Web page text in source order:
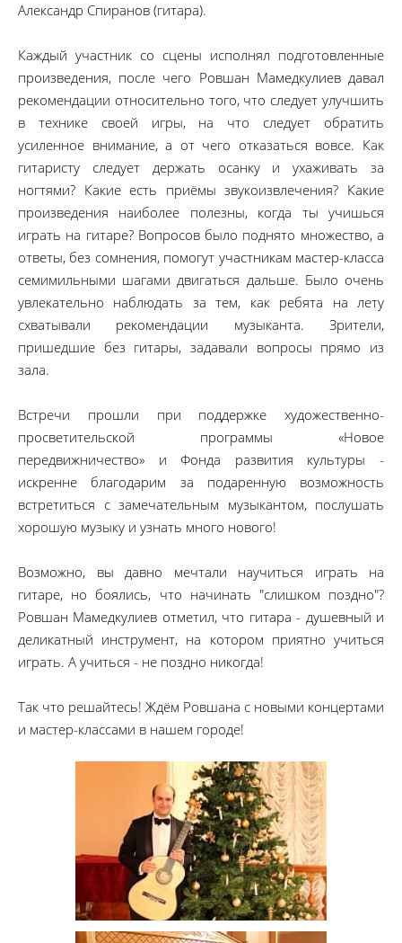
Александр Спиранов (гитара).
Каждый участник со сцены исполнял подготовленные
произведения, после чего Ровшан Мамедкулиев давал
рекомендации относительно того, что следует улучшить
в технике своей игры, на что следует обратить
усиленное внимание, а от чего отказаться вовсе. Как
гитаристу следует держать осанку и ухаживать за
ногтями? Какие есть приёмы звукоизвлечения? Какие
произведения наиболее полезны, когда ты учишься
играть на гитаре? Вопросов было поднято множество, а
ответы, без сомнения, помогут участникам мастер-класса
семимильными шагами двигаться дальше. Было очень
увлекательно наблюдать за тем, как ребята на лету
схватывали рекомендации музыканта. Зрители,
пришедшие без гитары, задавали вопросы прямо из
зала.
Встречи прошли при поддержке художественно-
просветительской программы «Новое
передвижничество» и Фонда развития культуры -
искренне благодарим за подаренную возможность
встретиться с замечательным музыкантом, послушать
хорошую музыку и узнать много нового!
Возможно, вы давно мечтали научиться играть на
гитаре, но боялись, что начинать "слишком поздно"?
Ровшан Мамедкулиев отметил, что гитара - душевный и
деликатный инструмент, на котором приятно учиться
играть. А учиться - не поздно никогда!
Так что решайтесь! Ждём Ровшана с новыми концертами
и мастер-классами в нашем городе!